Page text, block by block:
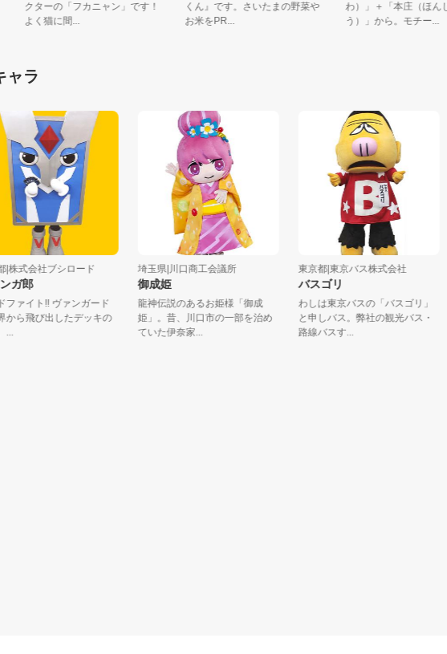
桜
クターの「フカニャン」です！
よく猫に間...
くん』です。さいたまの野菜や
お米をPR...
わ）」＋「本庄（
う）」から。モチー
ャラ
式会社ブシロード
郎
イト!! ヴァンガード
飛び出したデッキの
埼玉県|川口商工会議所
御成姫
龍神伝説のあるお姫様「御成
姫」。昔、川口市の一部を治め
ていた伊奈家...
東京都|東京バス株式会社
バスゴリ
わしは東京バスの「バスゴリ」
と申しバス。弊社の観光バス・
路線バスす...